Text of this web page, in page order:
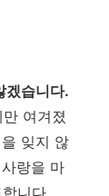
겠습니다.
여겨졌
잊지 않
랑을 마